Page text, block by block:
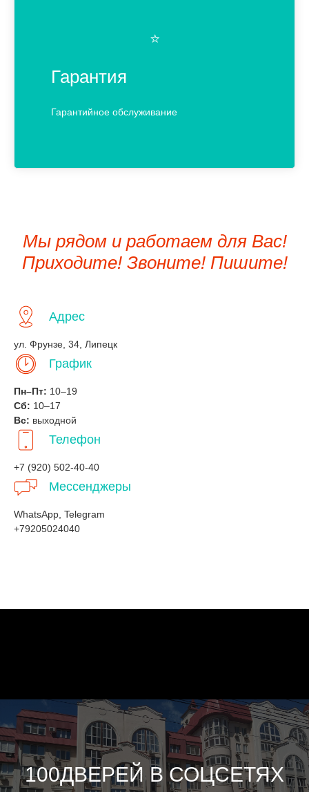
⭐️
Гарантия
Гарантийное обслуживание
Мы рядом и работаем для Вас!
Приходите! Звоните! Пишите!
Адрес
ул. Фрунзе, 34, Липецк
График
Пн–Пт: 10–19
Сб: 10–17
Вс: выходной
Телефон
+7 (920) 502-40-40
Мессенджеры
WhatsApp, Telegram
+79205024040
100ДВЕРЕЙ В СОЦСЕТЯХ